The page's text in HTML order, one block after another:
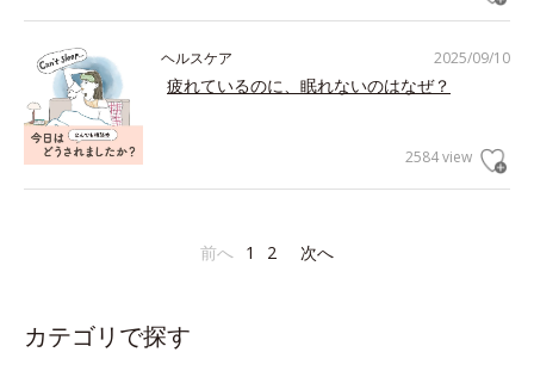
2025/09/10
ヘルスケア
疲れているのに、眠れないのはなぜ？
2584 view
前へ 1 2 次へ
カテゴリで探す